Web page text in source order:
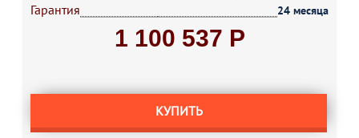
Гарантия 24 месяца
1 100 537 Р
КУПИТЬ